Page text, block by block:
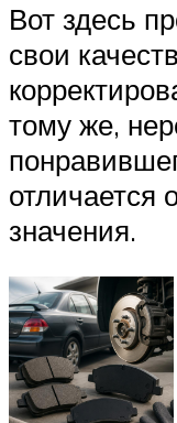
Вот здесь
свои
тому же,
отличается
значения.